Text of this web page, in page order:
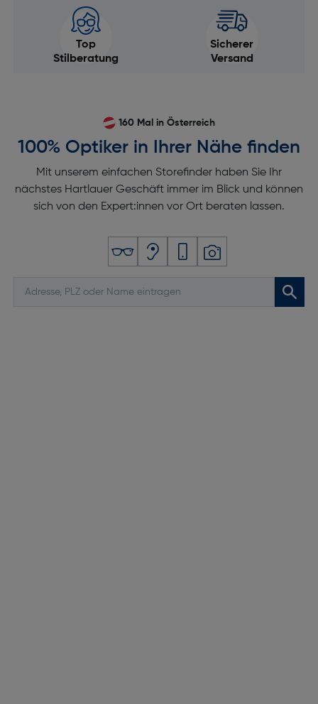
Top
Stilberatung
Sicherer
Versand
160 Mal in Österreich
100% Optiker in Ihrer Nähe finden
Mit unserem einfachen Storefinder haben Sie Ihr
nächstes Hartlauer Geschäft immer im Blick und können
sich von den Expert:innen vor Ort beraten lassen.